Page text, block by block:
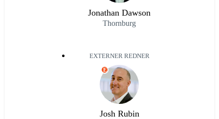
Jonathan Dawson
Thornburg
EXTERNER REDNER
E
Josh Rubin